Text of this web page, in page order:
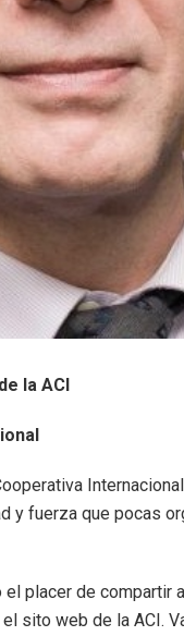
la ACI
y fuerza que pocas
placer de compartir
sito web de la ACI.